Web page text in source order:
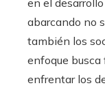
abarcando no
también los
enfoque busca
enfrentar los